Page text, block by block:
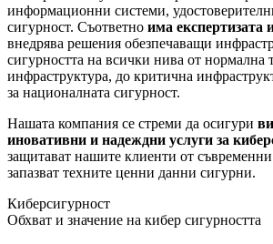
информационни системи,
сигурност. Съответно има експертизата
внедрява решения обезпечаващи
сигурността на всички нива от нормална
инфраструктура, до критична
за националната сигурност.
Нашата компания се стреми да осигури
иновативни и надеждни услуги за
защитават нашите клиенти от
запазват техните ценни данни сигурни.
Киберсигурност
Обхват и значение на кибер сигурността